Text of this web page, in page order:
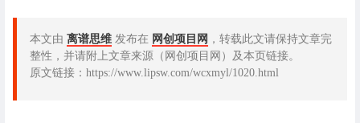
本文由 离谱思维 发布在 网创项目网 ，转载此文请保持文章完
整性，并请附上文章来源（网创项目网）及本页链接。
原文链接：https://www.lipsw.com/wcxmyl/1020.html